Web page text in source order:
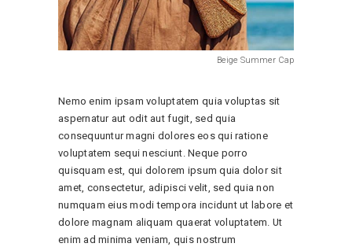
Beige Summer Cap
Nemo enim ipsam voluptatem quia voluptas sit
aspernatur aut odit aut fugit, sed quia
consequuntur magni dolores eos qui ratione
voluptatem sequi nesciunt. Neque porro
quisquam est, qui dolorem ipsum quia dolor sit
amet, consectetur, adipisci velit, sed quia non
numquam eius modi tempora incidunt ut labore et
dolore magnam aliquam quaerat voluptatem. Ut
enim ad minima veniam, quis nostrum